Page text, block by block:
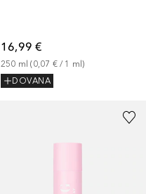
16,99 €
250 ml (0,07 € / 1 ml)
DOVANA